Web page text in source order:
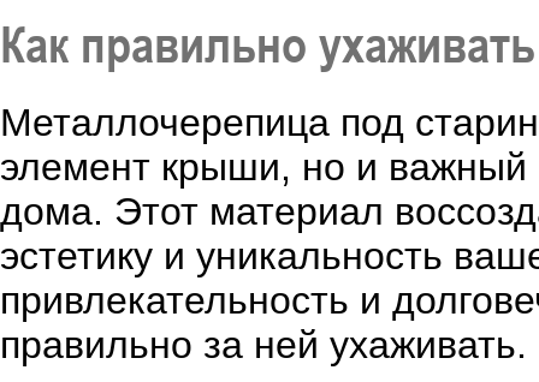
Как правильно
Металлочерепица под
элемент крыши, но и важный
дома. Этот материал
эстетику и уникальность
привлекательность и
правильно за ней ухаживать.